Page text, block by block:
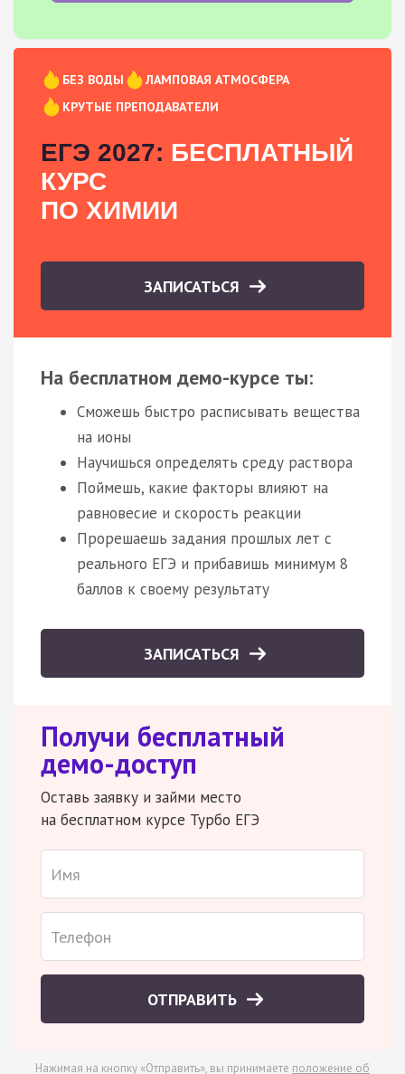
БЕЗ ВОДЫ
ЛАМПОВАЯ АТМОСФЕРА
КРУТЫЕ ПРЕПОДАВАТЕЛИ
ЕГЭ 2027: БЕСПЛАТНЫЙ
КУРС
ПО ХИМИИ
ЗАПИСАТЬСЯ
На бесплатном демо-курсе ты:
Сможешь быстро расписывать вещества
на ионы
Научишься определять среду раствора
Поймешь, какие факторы влияют на
равновесие и скорость реакции
Прорешаешь задания прошлых лет с
реального ЕГЭ и прибавишь минимум 8
баллов к своему результату
ЗАПИСАТЬСЯ
Получи бесплатный
демо-доступ
Оставь заявку и займи место
на бесплатном курсе Турбо ЕГЭ
ОТПРАВИТЬ
Нажимая на кнопку «Отправить», вы принимаете положение об